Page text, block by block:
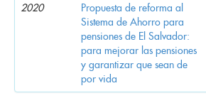
2020
Propuesta de reforma al
Sistema de Ahorro para
pensiones de El Salvador:
para mejorar las pensiones
y garantizar que sean de
por vida